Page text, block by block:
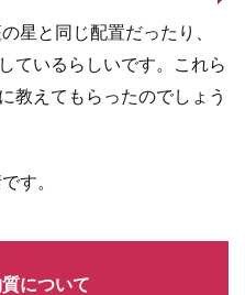
星と同じ配置だったり、
ているらしいです。これら
教えてもらったのでしょう
す。
について